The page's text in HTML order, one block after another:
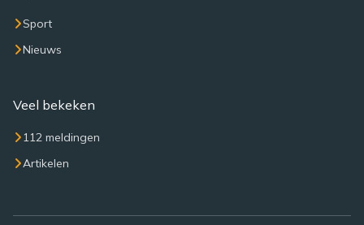
Sport
Nieuws
Veel bekeken
112 meldingen
Artikelen